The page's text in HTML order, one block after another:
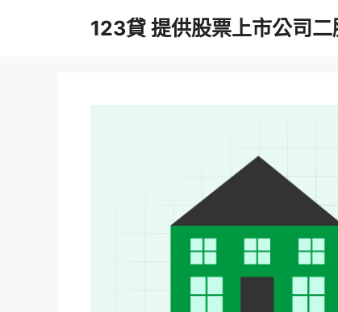
123貸 提供股票上市公司